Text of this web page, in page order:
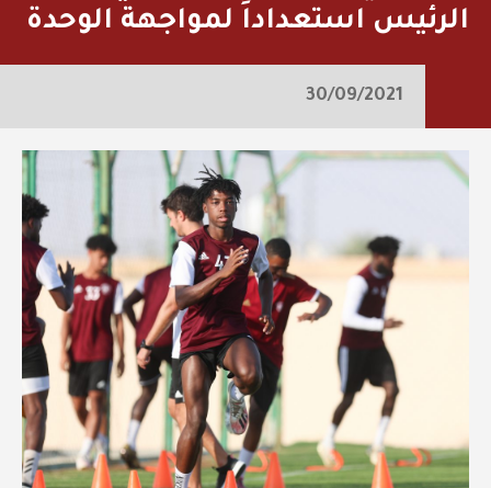
الرئيس استعداداً لمواجهة الوحدة
30/09/2021